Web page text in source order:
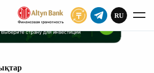
ЖАЗЫЛУ
RU